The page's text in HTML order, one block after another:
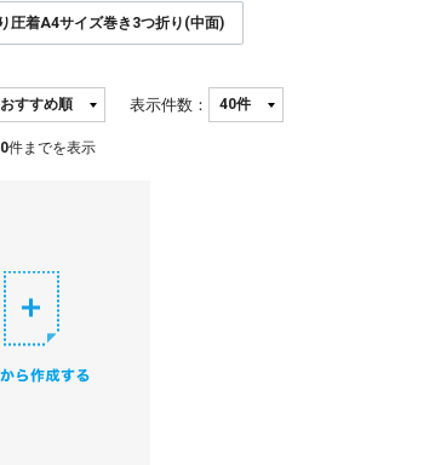
圧着A4サイズ巻き3つ折り(中面)
表示件数：
0件までを表示